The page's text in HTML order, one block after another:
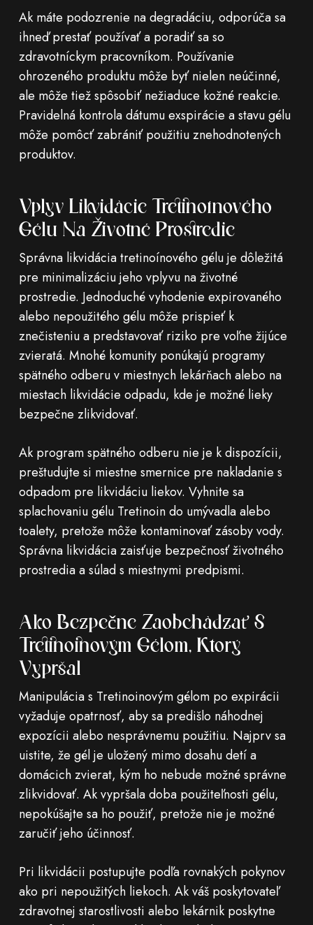
Ak máte podozrenie na degradáciu, odporúča sa
ihneď prestať používať a poradiť sa so
zdravotníckym pracovníkom. Používanie
ohrozeného produktu môže byť nielen neúčinné,
ale môže tiež spôsobiť nežiaduce kožné reakcie.
Pravidelná kontrola dátumu exspirácie a stavu gélu
môže pomôcť zabrániť použitiu znehodnotených
produktov.
Vplyv Likvidácie Tretinoínového
Gélu Na Životné Prostredie
Správna likvidácia tretinoínového gélu je dôležitá
pre minimalizáciu jeho vplyvu na životné
prostredie. Jednoduché vyhodenie expirovaného
alebo nepoužitého gélu môže prispieť k
znečisteniu a predstavovať riziko pre voľne žijúce
zvieratá. Mnohé komunity ponúkajú programy
spätného odberu v miestnych lekárňach alebo na
miestach likvidácie odpadu, kde je možné lieky
bezpečne zlikvidovať.
Ak program spätného odberu nie je k dispozícii,
preštudujte si miestne smernice pre nakladanie s
odpadom pre likvidáciu liekov. Vyhnite sa
splachovaniu gélu Tretinoin do umývadla alebo
toalety, pretože môže kontaminovať zásoby vody.
Správna likvidácia zaisťuje bezpečnosť životného
prostredia a súlad s miestnymi predpismi.
Ako Bezpečne Zaobchádzať S
Tretinoinovým Gélom, Ktorý
Vypršal
Manipulácia s Tretinoinovým gélom po expirácii
vyžaduje opatrnosť, aby sa predišlo náhodnej
expozícii alebo nesprávnemu použitiu. Najprv sa
uistite, že gél je uložený mimo dosahu detí a
domácich zvierat, kým ho nebude možné správne
zlikvidovať. Ak vypršala doba použiteľnosti gélu,
nepokúšajte sa ho použiť, pretože nie je možné
zaručiť jeho účinnosť.
Pri likvidácii postupujte podľa rovnakých pokynov
ako pri nepoužitých liekoch. Ak váš poskytovateľ
zdravotnej starostlivosti alebo lekárnik poskytne